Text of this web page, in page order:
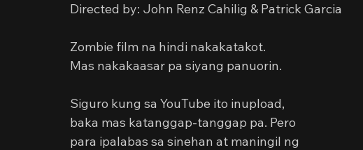
Directed by: John Renz Cahilig & Patrick Garcia
Zombie film na hindi nakakatakot.
Mas nakakaasar pa siyang panuorin.
Siguro kung sa YouTube ito inupload,
baka mas katanggap-tanggap pa. Pero
para ipalabas sa sinehan at maningil ng